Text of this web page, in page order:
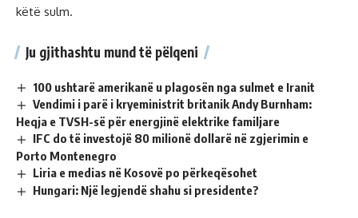
këtë sulm.
Ju gjithashtu mund të pëlqeni
100 ushtarë amerikanë u plagosën nga sulmet e Iranit
Vendimi i parë i kryeministrit britanik Andy Burnham:
Heqja e TVSH-së për energjinë elektrike familjare
IFC do të investojë 80 milionë dollarë në zgjerimin e
Porto Montenegro
Liria e medias në Kosovë po përkeqësohet
Hungari: Një legjendë shahu si presidente?